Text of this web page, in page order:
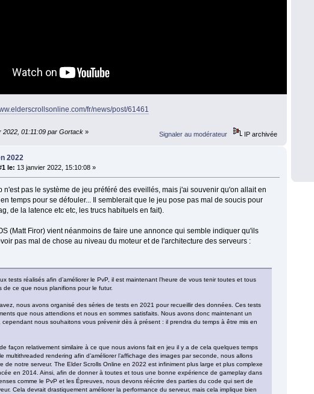
fr/news/post/61461
2022, 01:11:09 par Gortack» Signaler au modérateur IP archivée
2022
le: 13 janvier 2022, 15:10:08 »
n'est pas le système de jeu préféré des eveillés, mais j'ai souvenir qu'on allait en
temps pour se défouler... Il semblerait que le jeu pose pas mal de soucis pour
de la latence etc etc, les trucs habituels en fait).
(Matt Firor) vient néanmoins de faire une annonce qui semble indiquer qu'ils
pas mal de chose au niveau du moteur et de l'architecture des serveurs :
tests réalisés afin d’améliorer le PvP, il est maintenant l’heure de vous tenir toutes et tous
de ce que nous planifions pour le futur.
nous avons organisé des séries de tests en 2021 pour recueillir des données. Ces tests
que nous attendions et nous en sommes satisfaits. Nous avons donc maintenant un
cependant nous souhaitons vous prévenir dès à présent : il prendra du temps à être mis en
façon relativement similaire à ce que nous avions fait en jeu il y a de cela quelques temps
multithreaded rendering afin d’améliorer l’affichage des images par seconde, nous allons
de notre serveur. The Elder Scrolls Online en 2022 est infiniment plus large et plus complexe
en 2014. Ainsi, afin de donner à toutes et tous une bonne expérience de gameplay dans
comme le PvP et les Épreuves, nous devons réécrire des parties du code qui sert de
Cela devrait drastiquement améliorer la performance du serveur, mais cela implique bien